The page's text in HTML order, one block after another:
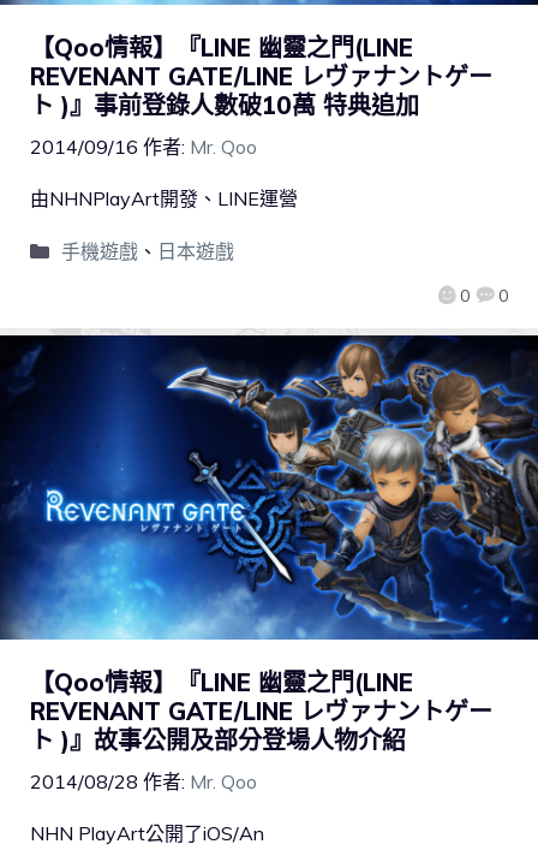
【Qoo情報】『LINE 幽靈之門(LINE
REVENANT GATE/LINE レヴァナントゲー
ト )』事前登錄人數破10萬 特典追加
2014/09/16 作者: Mr. Qoo
0 0
由NHNPlayArt開發、LINE運營
手機遊戲、 日本遊戲
【Qoo情報】『LINE 幽靈之門(LINE
REVENANT GATE/LINE レヴァナントゲー
ト )』故事公開及部分登場人物介紹
2014/08/28 作者: Mr. Qoo
NHN PlayArt公開了iOS/An